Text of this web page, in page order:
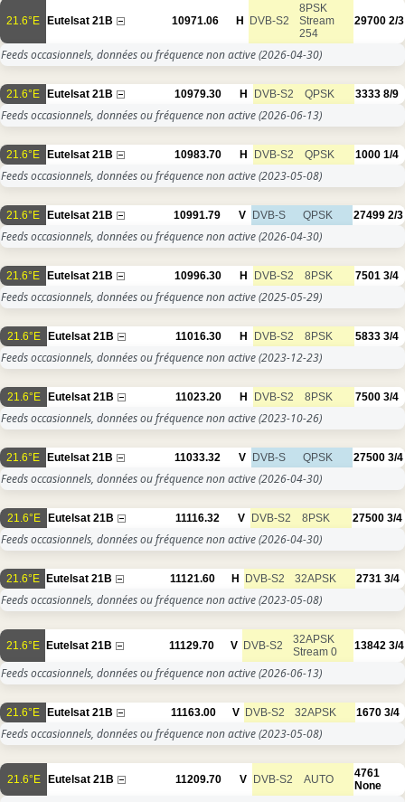
21.6°E Eutelsat 21B 10971.06 H DVB-S2
8PSK
Stream
254
29700 2/3
Feeds occasionnels, données ou fréquence non active(2026-04-30)
21.6°E Eutelsat 21B 10979.30 H DVB-S2 QPSK 3333 8/9
Feeds occasionnels, données ou fréquence non active(2026-06-13)
21.6°E Eutelsat 21B 10983.70 H DVB-S2 QPSK 1000 1/4
Feeds occasionnels, données ou fréquence non active(2023-05-08)
21.6°E Eutelsat 21B 10991.79 V DVB-S QPSK 27499 2/3
Feeds occasionnels, données ou fréquence non active(2026-04-30)
21.6°E Eutelsat 21B 10996.30 H DVB-S2 8PSK 7501 3/4
Feeds occasionnels, données ou fréquence non active(2025-05-29)
21.6°E Eutelsat 21B 11016.30 H DVB-S2 8PSK 5833 3/4
Feeds occasionnels, données ou fréquence non active(2023-12-23)
21.6°E Eutelsat 21B 11023.20 H DVB-S2 8PSK 7500 3/4
Feeds occasionnels, données ou fréquence non active(2023-10-26)
21.6°E Eutelsat 21B 11033.32 V DVB-S QPSK 27500 3/4
Feeds occasionnels, données ou fréquence non active(2026-04-30)
21.6°E Eutelsat 21B 11116.32 V DVB-S2 8PSK 27500 3/4
Feeds occasionnels, données ou fréquence non active(2026-04-30)
21.6°E Eutelsat 21B 11121.60 H DVB-S2 32APSK 2731 3/4
Feeds occasionnels, données ou fréquence non active(2023-05-08)
21.6°E Eutelsat 21B 11129.70 V DVB-S2
32APSK
Stream 0
13842 3/4
Feeds occasionnels, données ou fréquence non active(2026-06-13)
21.6°E Eutelsat 21B 11163.00 V DVB-S2 32APSK 1670 3/4
Feeds occasionnels, données ou fréquence non active(2023-05-08)
21.6°E Eutelsat 21B 11209.70 V DVB-S2 AUTO
4761
None